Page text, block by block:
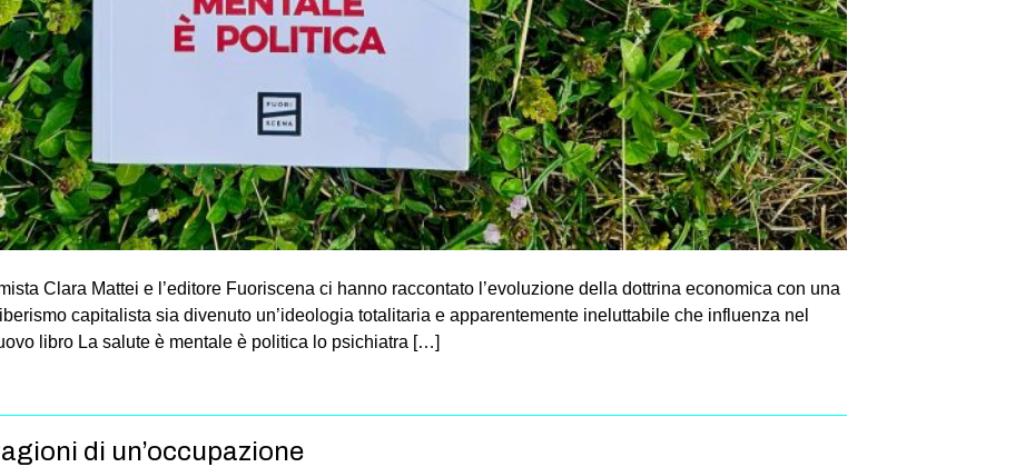
Clara Mattei e l’editore Fuoriscena ci hanno raccontato l’evoluzione della dottrina economica con una
capitalista sia divenuto un’ideologia totalitaria e apparentemente ineluttabile che influenza nel
libro La salute è mentale è politica lo psichiatra […]
di un’occupazione